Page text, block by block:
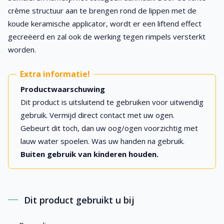
crème structuur aan te brengen rond de lippen met de
koude keramische applicator, wordt er een liftend effect
gecreëerd en zal ook de werking tegen rimpels versterkt
worden.
Extra informatie!
Productwaarschuwing
Dit product is uitsluitend te gebruiken voor uitwendig
gebruik. Vermijd direct contact met uw ogen.
Gebeurt dit toch, dan uw oog/ogen voorzichtig met
lauw water spoelen. Was uw handen na gebruik.
Buiten gebruik van kinderen houden.
Dit product gebruikt u bij